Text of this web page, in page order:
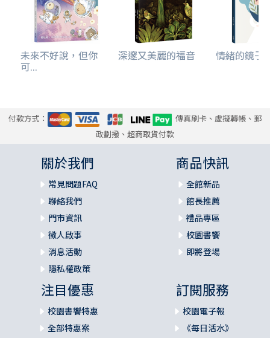
未來不好說，但你
可...
深邃又美麗的福音 情緒的鏡子
付款方式：
傳真刷卡、虛擬轉帳、郵
政劃撥、超商取貨付款
關於我們
常見問題FAQ
聯絡我們
門市資訊
徵人啟事
消息活動
隱私權政策
商品快訊
全館新品
館長推薦
禮品專區
校園書饗
即將登場
注目優惠
校園書饗特惠
全部特惠案
訂閱服務
校園電子報
《每日活水》